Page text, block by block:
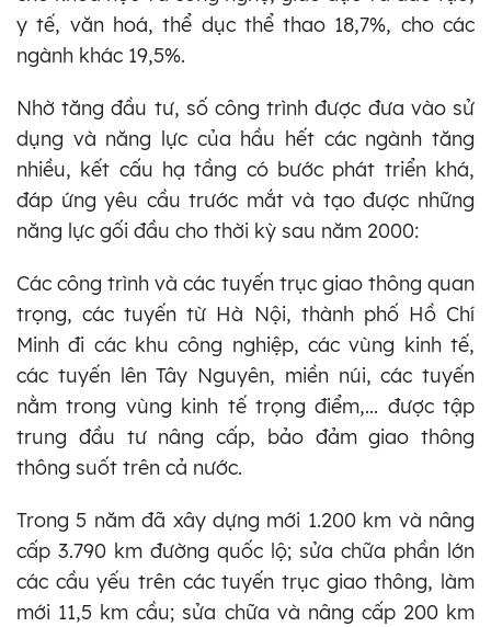
y tế, văn hoá, thể dục thể thao 18,7%, cho các
ngành khác 19,5%.
Nhờ tăng đầu tư, số công trình được đưa vào sử
dụng và năng lực của hầu hết các ngành tăng
nhiều, kết cấu hạ tầng có bước phát triển khá,
đáp ứng yêu cầu trước mắt và tạo được những
năng lực gối đầu cho thời kỳ sau năm 2000:
Các công trình và các tuyến trục giao thông quan
trọng, các tuyến từ Hà Nội, thành phố Hồ Chí
Minh đi các khu công nghiệp, các vùng kinh tế,
các tuyến lên Tây Nguyên, miền núi, các tuyến
nằm trong vùng kinh tế trọng điểm,... được tập
trung đầu tư nâng cấp, bảo đảm giao thông
thông suốt trên cả nước.
Trong 5 năm đã xây dựng mới 1.200 km và nâng
cấp 3.790 km đường quốc lộ; sửa chữa phần lớn
các cầu yếu trên các tuyến trục giao thông, làm
mới 11,5 km cầu; sửa chữa và nâng cấp 200 km